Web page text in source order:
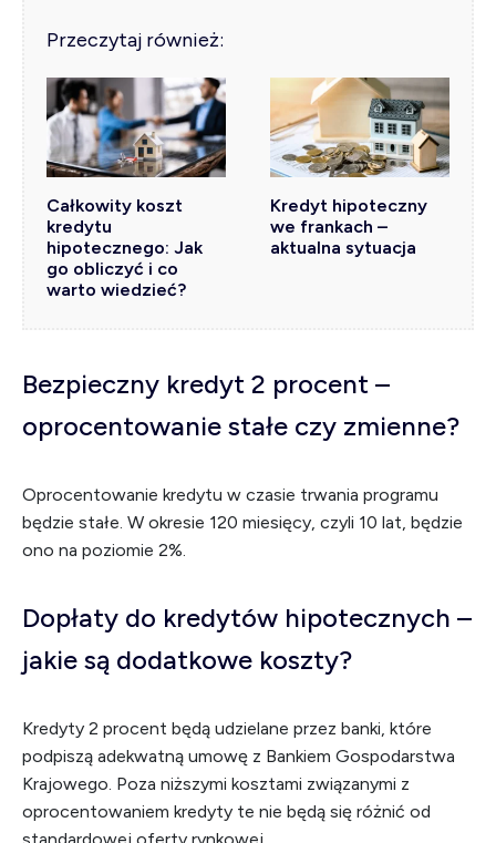
Przeczytaj również:
Całkowity koszt
kredytu
hipotecznego: Jak
go obliczyć i co
warto wiedzieć?
Kredyt hipoteczny
we frankach –
aktualna sytuacja
Bezpieczny kredyt 2 procent –
oprocentowanie stałe czy zmienne?
Oprocentowanie kredytu w czasie trwania programu
będzie stałe. W okresie 120 miesięcy, czyli 10 lat, będzie
ono na poziomie 2%.
Dopłaty do kredytów hipotecznych –
jakie są dodatkowe koszty?
Kredyty 2 procent będą udzielane przez banki, które
podpiszą adekwatną umowę z Bankiem Gospodarstwa
Krajowego. Poza niższymi kosztami związanymi z
oprocentowaniem kredyty te nie będą się różnić od